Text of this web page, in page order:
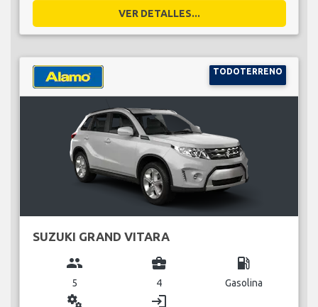
VER DETALLES...
TODOTERRENO
SUZUKI GRAND VITARA
group
5
business_center
4
local_gas_station
Gasolina
miscellaneous_services login